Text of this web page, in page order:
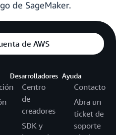
de SageMaker.
de AWS
Desarrolladores
Centro
de
creadores
SDK y
Ayuda
Contacto
Abra un
ticket de
soporte